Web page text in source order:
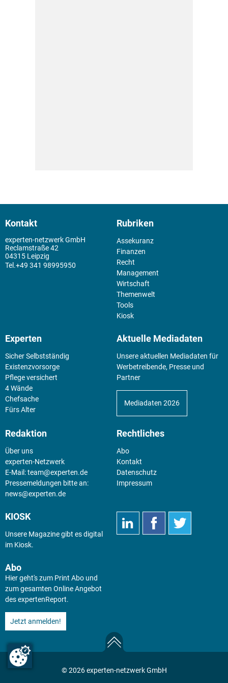
Kontakt
experten-netzwerk GmbH
Reclamstraße 42
04315 Leipzig
+49 341 98995950
Rubriken
Assekuranz
Finanzen
Recht
Management
Wirtschaft
Themenwelt
Tools
Kiosk
Experten
Sicher Selbstständig
Existenz­vorsorge
Pflege versichert
4 Wände
Chefsache
Fürs Alter
Aktuelle Mediadaten
Unsere aktuellen Mediadaten für
Werbetreibende, Presse und
Partner
Mediadaten 2026
Redaktion
Über uns
experten-Netzwerk
E-Mail:team@experten.de
Pressemeldungen bitte an:
news@experten.de
Rechtliches
Abo
Kontakt
Datenschutz
Impressum
KIOSK
Unsere Magazine gibt es digital
im Kiosk.
Abo
Hier geht's zum Print Abo und
zum gesamten Online Angebot
des expertenReport.
Jetzt anmelden!
© 2026 experten-netzwerk GmbH